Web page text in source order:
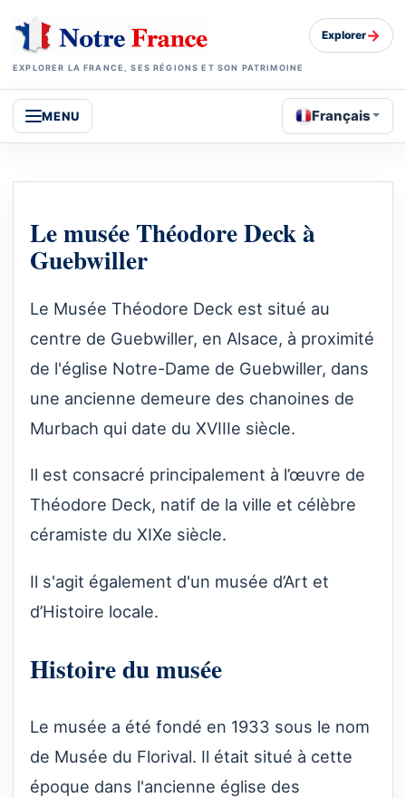
EXPLORER LA FRANCE, SES RÉGIONS ET SON PATRIMOINE
Explorer→
MENU Français
Le musée Théodore Deck à
Guebwiller
Le Musée Théodore Deck est situé au
centre de Guebwiller, en Alsace, à proximité
de l'église Notre-Dame de Guebwiller, dans
une ancienne demeure des chanoines de
Murbach qui date du XVIIIe siècle.
Il est consacré principalement à l’œuvre de
Théodore Deck, natif de la ville et célèbre
céramiste du XIXe siècle.
Il s'agit également d'un musée d’Art et
d’Histoire locale.
Histoire du musée
Le musée a été fondé en 1933 sous le nom
de Musée du Florival. Il était situé à cette
époque dans l'ancienne église des